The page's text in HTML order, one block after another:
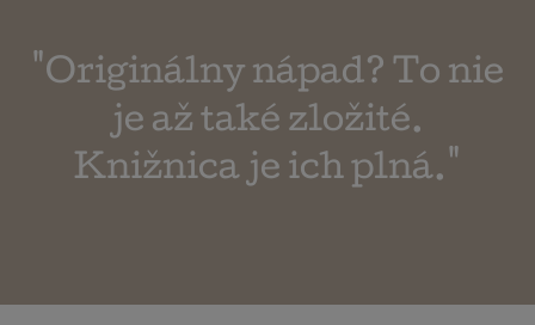
"Originálny nápad? To nie
je až také zložité.
Knižnica je ich plná."